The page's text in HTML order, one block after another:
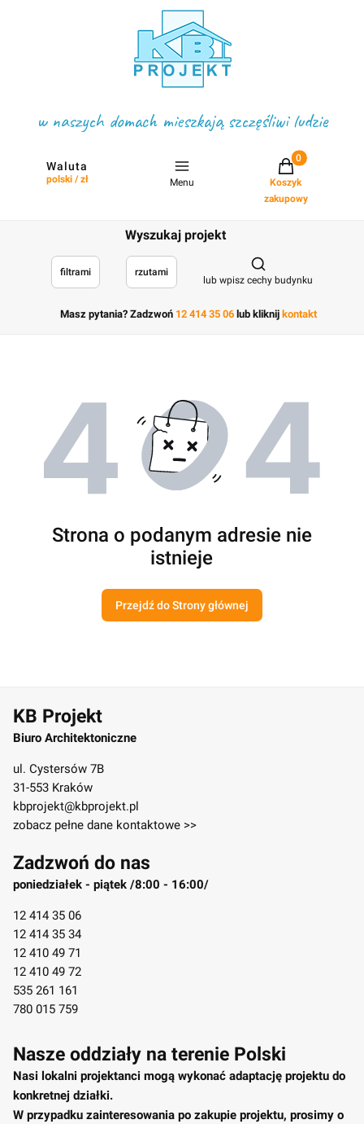
w naszych domach mieszkają szczęśliwi ludzie
Waluta
polski / zł Menu
Projekty w
Koszyk
zakupowy
Wyszukaj projekt
filtrami rzutami
Otwórz
lub wpisz cechy budynku
Masz pytania? Zadzwoń 12 414 35 06 lub kliknij kontakt
Strona o podanym adresie nie
istnieje
Przejdź do Strony głównej
KB Projekt
Biuro Architektoniczne
ul. Cystersów 7B
31-553 Kraków
kbprojekt@kbprojekt.pl
zobacz pełne dane kontaktowe >>
Zadzwoń do nas
poniedziałek - piątek /8:00 - 16:00/
12 414 35 06
12 414 35 34
12 410 49 71
12 410 49 72
535 261 161
780 015 759
Nasze oddziały na terenie Polski
Nasi lokalni projektanci mogą wykonać adaptację projektu do
konkretnej działki.
W przypadku zainteresowania po zakupie projektu, prosimy o